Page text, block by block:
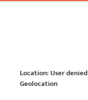
Location: User denied
Geolocation